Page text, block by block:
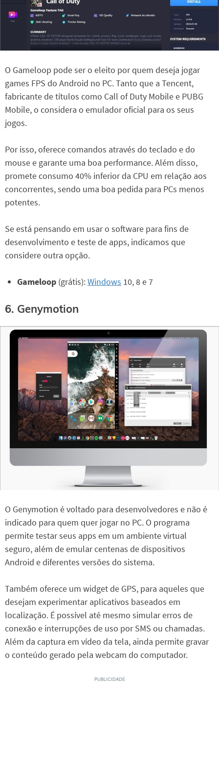
O Gameloop pode ser o eleito por quem deseja jogar
games FPS do Android no PC. Tanto que a Tencent,
fabricante de títulos como Call of Duty Mobile e PUBG
Mobile, o considera o emulador oficial para os seus
jogos.
Por isso, oferece comandos através do teclado e do
mouse e garante uma boa performance. Além disso,
promete consumo 40% inferior da CPU em relação aos
concorrentes, sendo uma boa pedida para PCs menos
potentes.
Se está pensando em usar o software para fins de
desenvolvimento e teste de apps, indicamos que
considere outra opção.
Gameloop (grátis):Windows 10, 8 e 7
6. Genymotion
O Genymotion é voltado para desenvolvedores e não é
indicado para quem quer jogar no PC. O programa
permite testar seus apps em um ambiente virtual
seguro, além de emular centenas de dispositivos
Android e diferentes versões do sistema.
Também oferece um widget de GPS, para aqueles que
desejam experimentar aplicativos baseados em
localização. É possível até mesmo simular erros de
conexão e interrupções de uso por SMS ou chamadas.
Além da captura em vídeo da tela, ainda permite gravar
o conteúdo gerado pela webcam do computador.